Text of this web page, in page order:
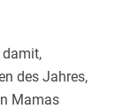
des Jahres,
Mamas